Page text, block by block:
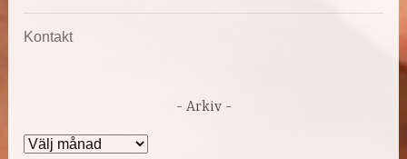
Kontakt
Arkiv
Arkiv